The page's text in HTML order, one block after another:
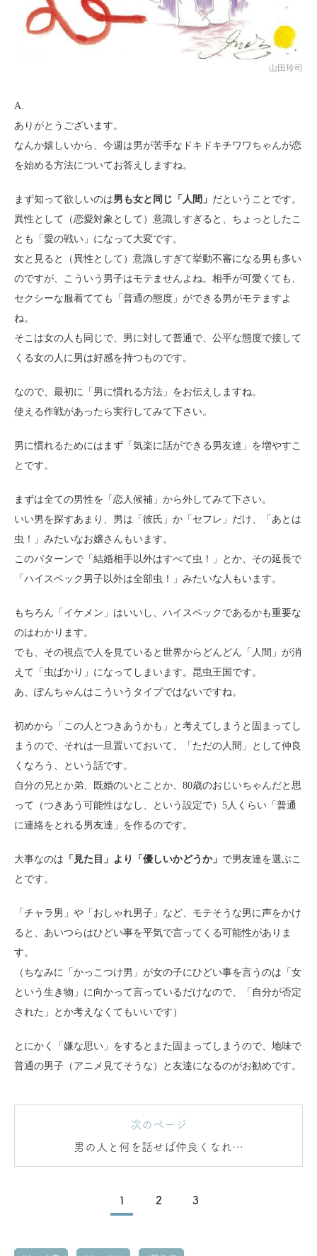
山田玲司
A.
ありがとうございます。
なんか嬉しいから、今週は男が苦手なドキドキチワワちゃんが恋
を始める方法についてお答えしますね。
まず知って欲しいのは男も女と同じ「人間」 だということです。
異性として（恋愛対象として）意識しすぎると、ちょっとしたこ
とも「愛の戦い」になって大変です。
女と見ると（異性として）意識しすぎて挙動不審になる男も多い
のですが、こういう男子はモテませんよね。相手が可愛くても、
セクシーな服着てても「普通の態度」ができる男がモテますよ
ね。
そこは女の人も同じで、男に対して普通で、公平な態度で接して
くる女の人に男は好感を持つものです。
なので、最初に「男に慣れる方法」をお伝えしますね。
使える作戦があったら実行してみて下さい。
男に慣れるためにはまず「気楽に話ができる男友達」を増やすこ
とです。
まずは全ての男性を「恋人候補」から外してみて下さい。
いい男を探すあまり、男は「彼氏」か「セフレ」だけ、「あとは
虫！」みたいなお嬢さんもいます。
このパターンで「結婚相手以外はすべて虫！」とか、その延長で
「ハイスペック男子以外は全部虫！」みたいな人もいます。
もちろん「イケメン」はいいし、ハイスペックであるかも重要な
のはわかります。
でも、その視点で人を見ていると世界からどんどん「人間」が消
えて「虫ばかり」になってしまいます。昆虫王国です。
あ、ぽんちゃんはこういうタイプではないですね。
初めから「この人とつきあうかも」と考えてしまうと固まってし
まうので、それは一旦置いておいて、「ただの人間」として仲良
くなろう、という話です。
自分の兄とか弟、既婚のいとことか、80歳のおじいちゃんだと思
って（つきあう可能性はなし、という設定で）5人くらい「普通
に連絡をとれる男友達」を作るのです。
大事なのは 「見た目」より「優しいかどうか」 で男友達を選ぶこ
とです。
「チャラ男」や「おしゃれ男子」など、モテそうな男に声をかけ
ると、あいつらはひどい事を平気で言ってくる可能性がありま
す。
（ちなみに「かっこつけ男」が女の子にひどい事を言うのは「女
という生き物」に向かって言っているだけなので、「自分が否定
された」とか考えなくてもいいです）
とにかく「嫌な思い」をするとまた固まってしまうので、地味で
普通の男子（アニメ見てそうな）と友達になるのがお勧めです。
次のページ
男の人と何を話せば仲良くなれる
か？
1 2 3